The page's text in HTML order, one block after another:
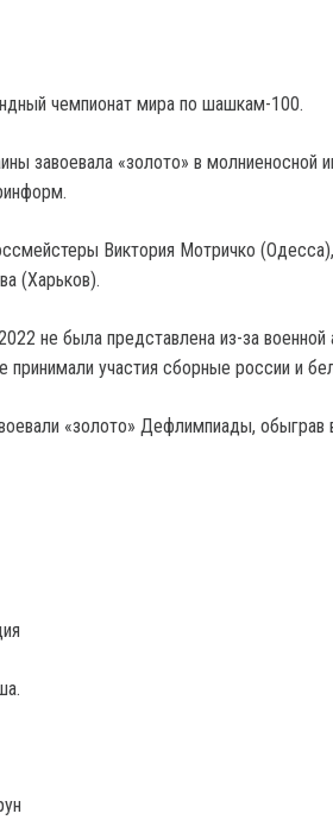
чемпионат мира по шашкам-100.
завоевала «золото» в молниеносной
Виктория Мотричко
(Харьков).
не была представлена из-за военной
принимали участия сборные россии и
«золото» Дефлимпиады, обыграв